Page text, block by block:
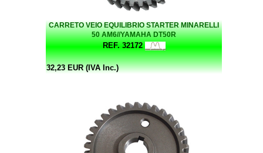
CARRETO VEIO EQUILIBRIO STARTER MINARELLI
50 AM6//YAMAHA DT50R
REF. 32172
32,23 EUR (IVA Inc.)